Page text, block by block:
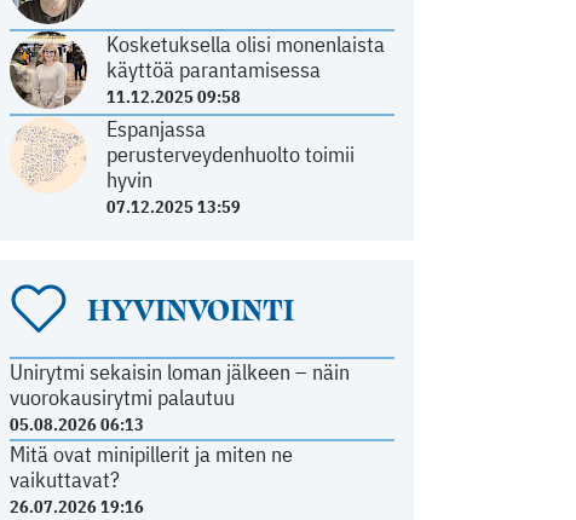
Kosketuksella olisi monenlaista
käyttöä parantamisessa
11.12.2025 09:58
Espanjassa
perusterveydenhuolto toimii
hyvin
07.12.2025 13:59
HYVINVOINTI
Unirytmi sekaisin loman jälkeen – näin
vuorokausirytmi palautuu
05.08.2026 06:13
Mitä ovat minipillerit ja miten ne
vaikuttavat?
26.07.2026 19:16